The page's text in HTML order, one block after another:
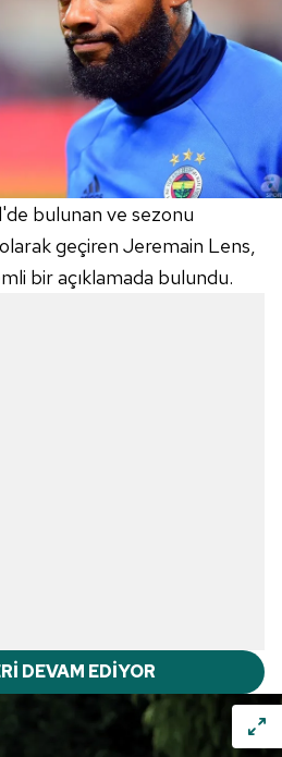
bulunan ve sezonu
geçiren Jeremain Lens,
bir açıklamada bulundu.
DEVAM EDİYOR